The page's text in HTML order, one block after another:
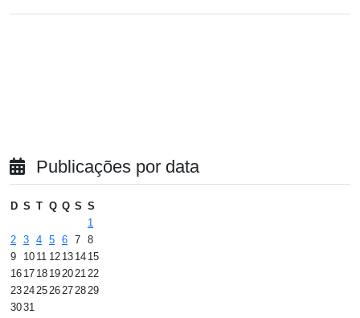
Publicações por data
D S T Q Q S S
1
2 3 4 5 6 7 8
9
10 11 12 13 14 15
16 17 18 19202122
23242526272829
3031